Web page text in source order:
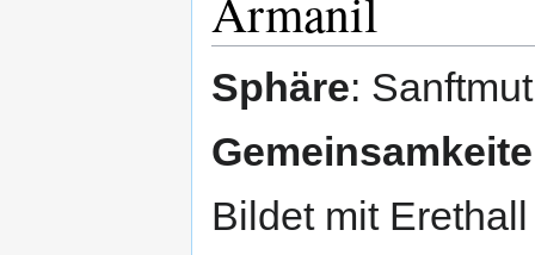
Sphäre:
Bildet mit